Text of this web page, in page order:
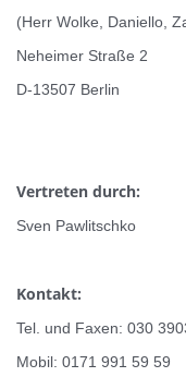
(Herr Wolke, Daniello,
Neheimer Straße 2
D-13507 Berlin
Vertreten durch:
Sven Pawlitschko
Kontakt:
Tel. und Faxen: 030
Mobil: 0171 991 59 59